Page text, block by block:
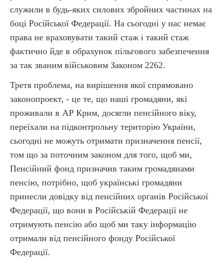
служили в будь-яких силових збройних частинах на
боці Російської Федерації. На сьогодні у нас немає
права не враховувати такий стаж і такий стаж
фактично йде в обрахунок пільгового забезпечення
за так званим військовим Законом 2262.
Третя проблема, на вирішення якої спрямовано
законопроект, - це те, що наші громадяни, які
проживали в АР Крим, досягли пенсійного віку,
переїхали на підконтрольну територію України,
сьогодні не можуть отримати призначення пенсії,
том що за поточним законом для того, щоб ми,
Пенсійний фонд призначив таким громадянами
пенсію, потрібно, щоб українські громадяни
принесли довідку від пенсійних органів Російської
Федерації, що вони в Російській Федерації не
отримують пенсію або щоб ми таку інформацію
отримали від пенсійного фонду Російської
Федерації.